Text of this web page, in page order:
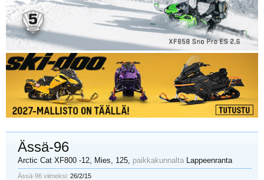
Ässä-96
Arctic Cat XF800 -12 , Mies, 125, paikkakunnalta Lappeenranta
Ässä-96 viimeksi: 26/2/15